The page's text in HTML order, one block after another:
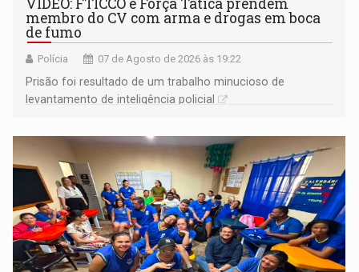
membro do CV com arma e drogas em boca
de fumo
Polícia 07 de Agosto de 2026 às 19:22
Prisão foi resultado de um trabalho minucioso de
levantamento de inteligência policial